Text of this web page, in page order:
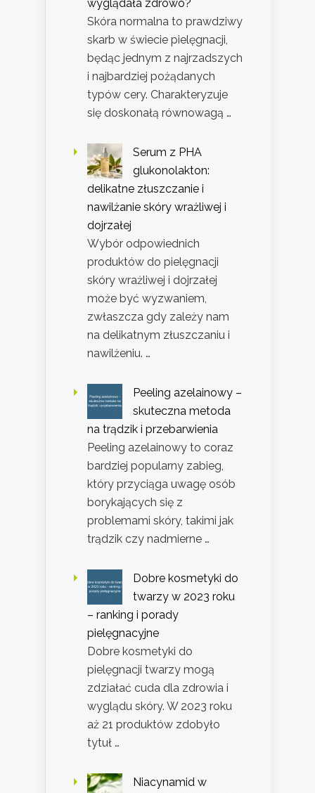
wyglądała zdrowo?
Skóra normalna to prawdziwy
skarb w świecie pielęgnacji,
będąc jednym z najrzadszych
i najbardziej pożądanych
typów cery. Charakteryzuje
się doskonałą równowagą …
Serum z PHA
glukonolakton:
delikatne złuszczanie i
nawilżanie skóry wrażliwej i
dojrzałej
Wybór odpowiednich
produktów do pielęgnacji
skóry wrażliwej i dojrzałej
może być wyzwaniem,
zwłaszcza gdy zależy nam
na delikatnym złuszczaniu i
nawilżeniu. …
Peeling azelainowy –
skuteczna metoda
na trądzik i przebarwienia
Peeling azelainowy to coraz
bardziej popularny zabieg,
który przyciąga uwagę osób
borykających się z
problemami skóry, takimi jak
trądzik czy nadmierne …
Dobre kosmetyki do
twarzy w 2023 roku
– ranking i porady
pielęgnacyjne
Dobre kosmetyki do
pielęgnacji twarzy mogą
zdziałać cuda dla zdrowia i
wyglądu skóry. W 2023 roku
aż 21 produktów zdobyło
tytuł …
Niacynamid w